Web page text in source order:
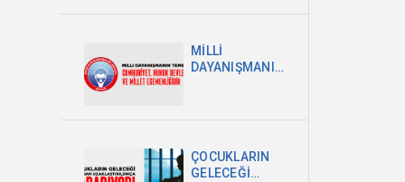
MİLLİ
DAYANIŞMANIN
MİLLET
EGEMENLİĞİDİR
ÇOCUKLARIN
GELECEĞİ